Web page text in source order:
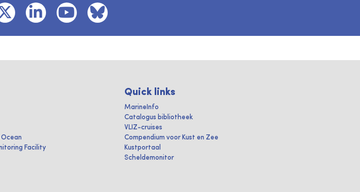
Facility
Quick links
MarineInfo
Catalogus bibliotheek
VLIZ-cruises
Compendium voor Kust en Zee
Kustportaal
Scheldemonitor